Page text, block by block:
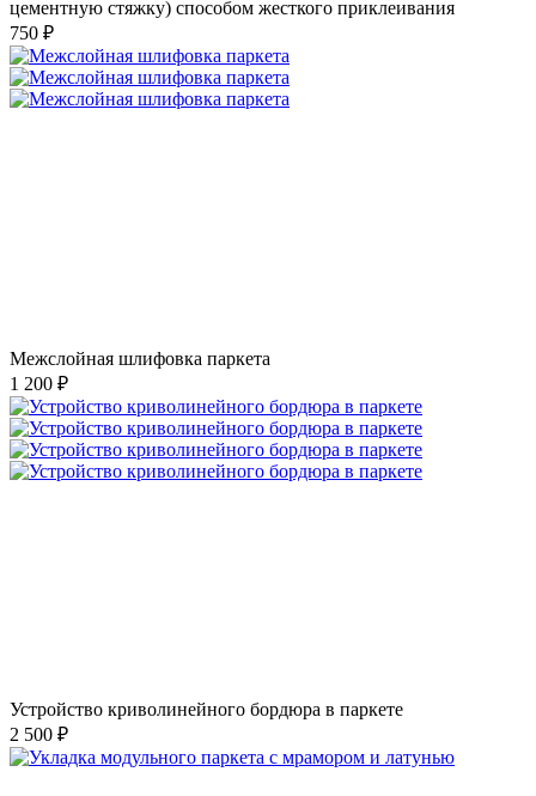
цементную стяжку) способом жесткого приклеивания
750 ₽
Межслойная шлифовка паркета
1 200 ₽
Устройство криволинейного бордюра в паркете
2 500 ₽